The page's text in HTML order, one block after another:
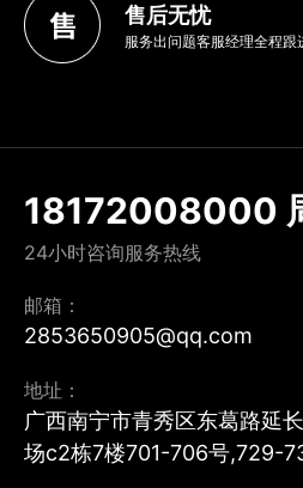
售后无忧
服务出问题客服经理全程跟
18172008000
24小时咨询服务热线
邮箱：
2853650905@qq.com
地址：
广西南宁市青秀区东葛路延
场c2栋7楼701-706号,729-